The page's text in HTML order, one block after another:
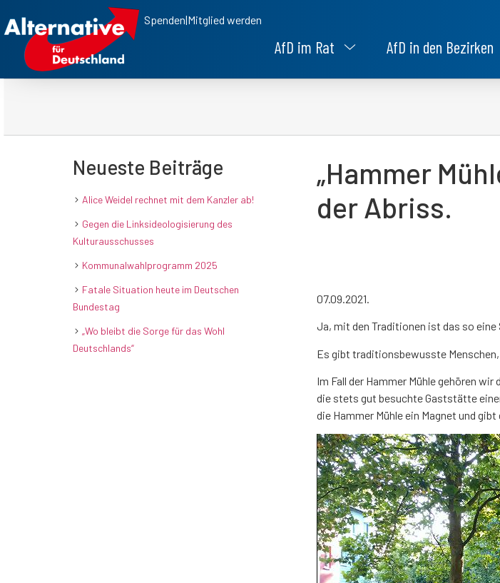
Spenden|Mitglied werden
AfD im Rat AfD in den Bezirken
Neueste Beiträge
Alice Weidel rechnet mit dem Kanzler ab!
Gegen die Linksideologisierung des
Kulturausschusses
Kommunalwahlprogramm 2025
Fatale Situation heute im Deutschen
Bundestag
„Wo bleibt die Sorge für das Wohl
Deutschlands“
„Hammer
der Abriss.
07.09.2021.
Ja, mit den Traditionen ist das so eine
Es gibt traditionsbewusste
Im Fall der Hammer Mühle gehören
die stets gut besuchte Gaststätte
die Hammer Mühle ein Magnet und